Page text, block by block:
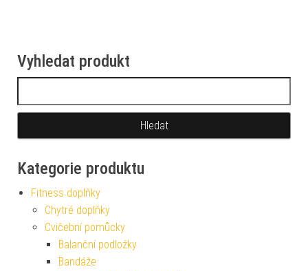
Vyhledat produkt
Kategorie produktu
Fitness doplňky
Chytré doplňky
Cvičební pomůcky
Balanční podložky
Bandáže